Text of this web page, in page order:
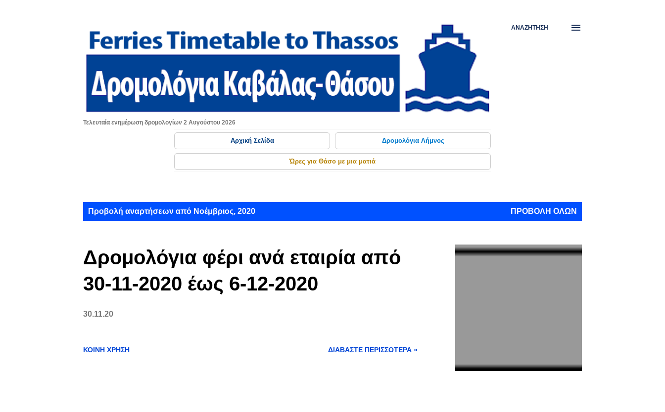
Τελευταία ενημέρωση δρομολογίων 2 Αυγούστου 2026
ΑΝΑΖΉΤΗΣΗ
Αρχική Σελίδα Δρομολόγια Λήμνος
Ώρες για Θάσο με μια ματιά
Προβολή αναρτήσεων από Νοέμβριος, 2020 ΠΡΟΒΟΛΉ ΌΛΩΝ
Δρομολόγια φέρι ανά εταιρία από
30-11-2020 έως 6-12-2020
30.11.20
ΚΟΙΝΉ ΧΡΉΣΗ ΔΙΑΒΆΣΤΕ ΠΕΡΙΣΣΌΤΕΡΑ »